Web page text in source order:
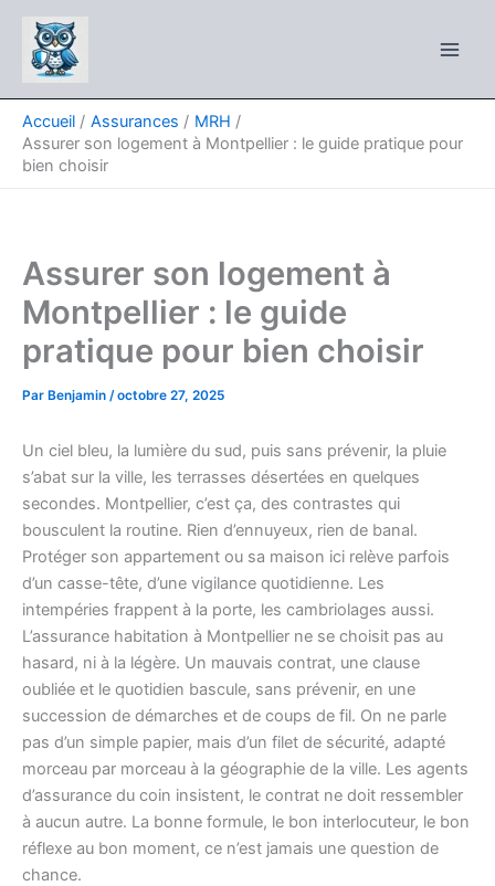
contenu
Accueil Assurances
MRH
Assurer son logement à Montpellier : le guide pratique pour
bien choisir
Assurer son logement à
Montpellier : le guide
pratique pour bien choisir
Par Benjamin /octobre 27, 2025
Un ciel bleu, la lumière du sud, puis sans prévenir, la pluie
s’abat sur la ville, les terrasses désertées en quelques
secondes. Montpellier, c’est ça, des contrastes qui
bousculent la routine. Rien d’ennuyeux, rien de banal.
Protéger son appartement ou sa maison ici relève parfois
d’un casse-tête, d’une vigilance quotidienne. Les
intempéries frappent à la porte, les cambriolages aussi.
L’assurance habitation à Montpellier ne se choisit pas au
hasard, ni à la légère. Un mauvais contrat, une clause
oubliée et le quotidien bascule, sans prévenir, en une
succession de démarches et de coups de fil. On ne parle
pas d’un simple papier, mais d’un filet de sécurité, adapté
morceau par morceau à la géographie de la ville. Les agents
d’assurance du coin insistent, le contrat ne doit ressembler
à aucun autre. La bonne formule, le bon interlocuteur, le bon
réflexe au bon moment, ce n’est jamais une question de
chance.